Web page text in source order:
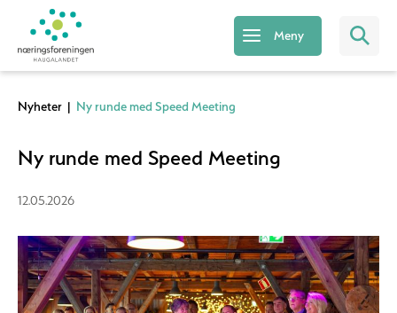
Meny
Nyheter | Ny runde med Speed Meeting
Ny runde med Speed Meeting
12.05.2026